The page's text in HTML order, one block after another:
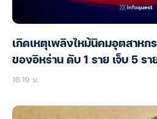
เกิดเหตุเพลิงไหม้นิคมอุตสาหก
ของอิหร่าน ดับ 1 ราย เจ็บ 5 รา
16:19 น.